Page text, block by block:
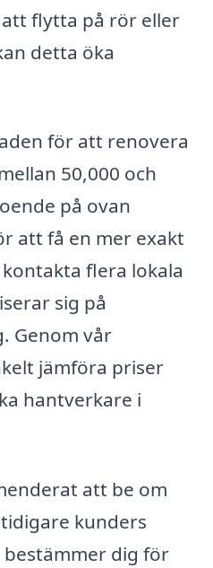
flytta på rör eller
detta öka
för att renovera
50,000 och
på ovan
att få en mer exakt
flera lokala
sig på
Genom vår
jämföra priser
hantverkare i
att be om
kunders
dig för